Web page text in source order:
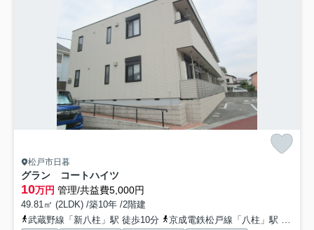
松戸市日暮
グラン コートハイツ
10万円 管理/共益費5,000円
49.81㎡ (2LDK) /築10年 /2階建
武蔵野線「新八柱」駅 徒歩10分
京成電鉄松戸線「八柱」駅 徒歩9分